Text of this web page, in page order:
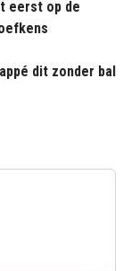
eerst op de
dit zonder bal